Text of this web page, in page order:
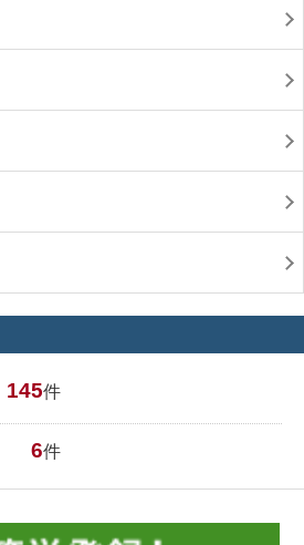
145件
6件